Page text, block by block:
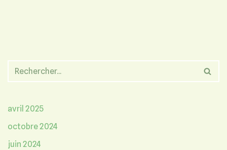
avril 2025
octobre 2024
juin 2024